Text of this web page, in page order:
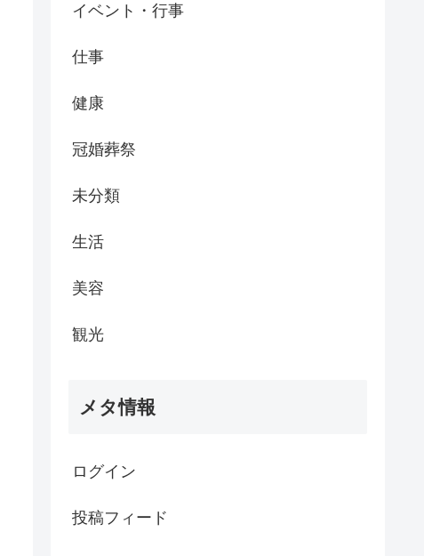
イベント・行事
仕事
健康
冠婚葬祭
未分類
生活
美容
観光
メタ情報
ログイン
投稿フィード